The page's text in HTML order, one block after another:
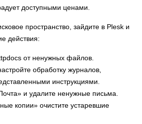
доступными ценами.
пространство, зайдите в Plesk и
действия:
от ненужных файлов.
обработку журналов,
инструкциями.
и удалите ненужные письма.
копии» очистите устаревшие